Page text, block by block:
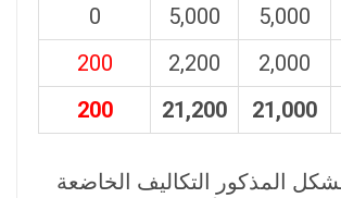
5,000
5,000
0
2,000
2,200
200
21,000
21,200
200
المذكور التكاليف الخاضعة